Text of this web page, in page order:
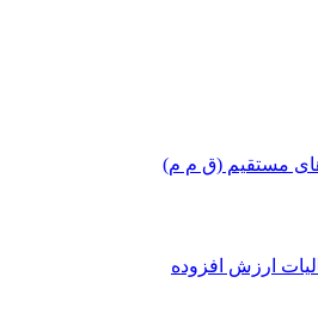
مستقیم (ق م م)
ارزش افزوده